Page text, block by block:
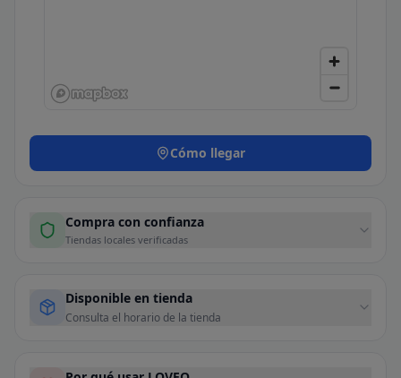
Cómo llegar
Compra con confianza
Tiendas locales verificadas
Disponible en tienda
Consulta el horario de la tienda